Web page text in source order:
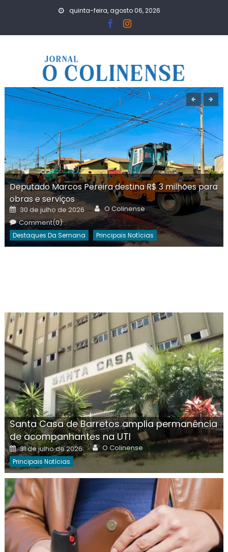
quinta-feira, agosto 06, 2026
Deputado Marcos Pereira destina R$ 3 milhões para
obras e serviços
Posted
on
30 de julho de 2026 Author
O Colinense
Comment(0)
Destaques Da Semana Principais Notícias
Santa Casa de Barretos amplia permanência
de acompanhantes na UTI
Posted
on
31 de julho de 2026 Author
O Colinense
Principais Notícias